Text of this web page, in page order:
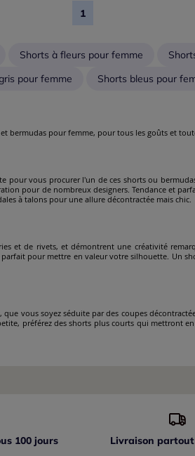
1
Shorts à fleurs pour femme
pour femme Shorts bleus pour
bermudas pour femme, pour tous les goûts et
pour vous procurer l'un de ces shorts ou
pour de nombreux designers. Tendance et
à talons pour une allure décontractée mais chic.
et de rivets, et démontrent une créativité
pour mettre en valeur votre silhouette. Un
vous soyez séduite par des coupes
préférez des shorts plus courts qui mettront
100 jours Livraison